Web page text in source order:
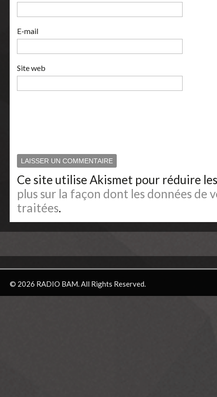
E-mail
Site web
Ce site utilise Akismet pour réduire
plus sur la façon dont les données de
traitées.
© 2026 RADIO BAM. All Rights Reserved.